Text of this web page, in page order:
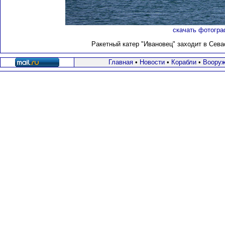
скачать
Ракетный катер "Ивановец" заходит в
Главная• Новости• Корабли•